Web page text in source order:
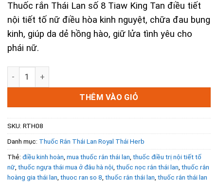
là:
3.550.000₫.
tại
là:
3.290.000₫.
Thuốc rắn Thái Lan số 8 Tiaw King Tan điều tiết
nội tiết tố nữ điều hòa kinh nguyệt, chữa đau bụng
kinh, giúp da dẻ hồng hào, giữ lửa tình yêu cho
phái nữ.
Thuốc Rắn Thái Lan Số 8 - Tiaw King Tan Điều Hòa Kinh
THÊM VÀO GIỎ
SKU: RTH08
Danh mục: Thuốc Rắn Thái Lan Royal Thái Herb
Thẻ: điều kinh hoàn, mua thuốc rắn thái lan, thuốc điều trị nội tiết tố
nữ, thuốc ngựa thái mua ở đâu hà nội, thuốc nọc rắn thái lan, thuốc rắn
hoàng gia thái lan, thuoc ran so 8, thuốc rắn thái lan, thuốc rắn thái lan